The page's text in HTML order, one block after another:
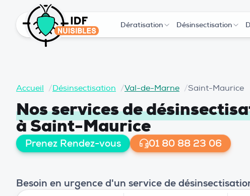
Dératisation Désinsectisation
Accueil /Désinsectisation /Val-de-Marne /Saint-Maurice
Nos services de
à Saint-Maurice
Prenez Rendez-vous 01 80 88 23 06
Besoin en urgence d'un service de